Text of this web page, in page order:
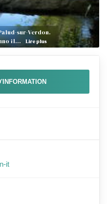
sur-Verdon.
il…
Lire plus
it